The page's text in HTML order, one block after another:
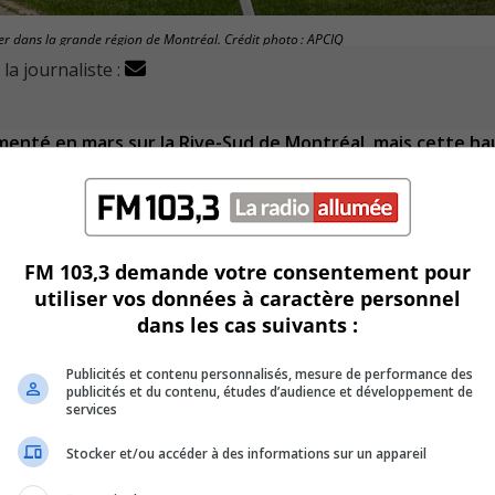
dans la grande région de Montréal. Crédit photo : APCIQ
journaliste :
en mars sur la Rive-Sud de Montréal, mais cette
ou même à augmenter dans la grande région de
immobiliers du Québec (APCIQ), selon les données
mars dernier, comparativement à 1428 l’an dernier, une
le mois passé, comparé à mars 2021.
FM 103,3 demande votre consentement pour
utiliser vos données à caractère personnel
dans les cas suivants :
Publicités et contenu personnalisés, mesure de performance des
publicités et du contenu, études d’audience et développement de
services
Stocker et/ou accéder à des informations sur un appareil